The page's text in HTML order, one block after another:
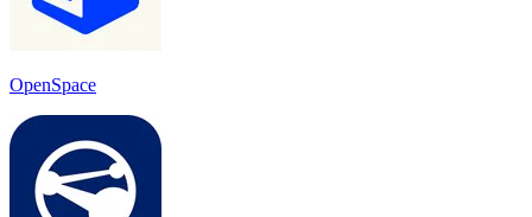
OpenSpace